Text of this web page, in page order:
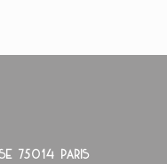
75014 PARIS((ανοίγει σε